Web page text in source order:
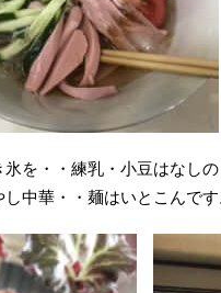
を・・練乳・小豆はなし
中華・・麺はいとこんです